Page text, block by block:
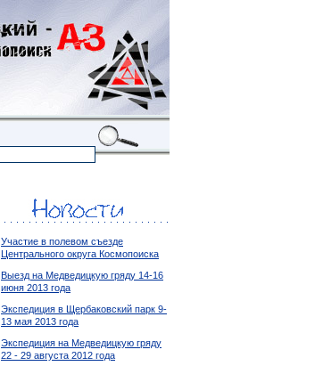
Участие в полевом съезде
Центрального округа Космопоиска
Выезд на Медведицкую гряду 14-16
июня 2013 года
Экспедиция в Щербаковский парк 9-
13 мая 2013 года
Экспедиция на Медведицкую гряду
22 - 29 августа 2012 года